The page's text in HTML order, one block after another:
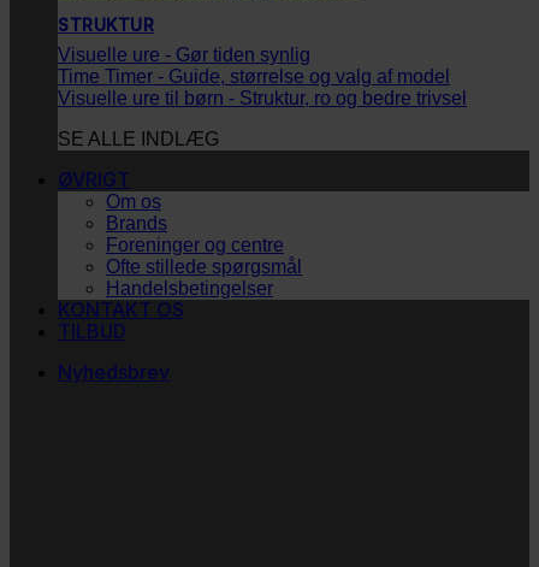
STRUKTUR
Visuelle ure - Gør tiden synlig
Time Timer - Guide, størrelse og valg af model
Visuelle ure til børn - Struktur, ro og bedre trivsel
SE ALLE INDLÆG
ØVRIGT
Om os
Brands
Foreninger og centre
Ofte stillede spørgsmål
Handelsbetingelser
KONTAKT OS
TILBUD
Nyhedsbrev